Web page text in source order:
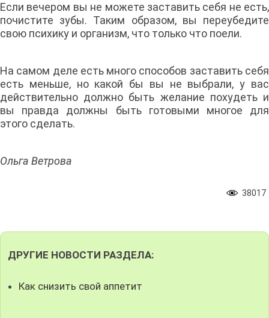
Если вечером вы не можете заставить себя не есть,
почистите зубы. Таким образом, вы переубедите
свою психику и организм, что только что поели.
На самом деле есть много способов заставить себя
есть меньше, но какой бы вы не выбрали, у вас
действительно должно быть желание похудеть и
вы правда должны быть готовыми многое для
этого сделать.
Ольга Ветрова
38017
ДРУГИЕ НОВОСТИ РАЗДЕЛА:
Как снизить свой аппетит